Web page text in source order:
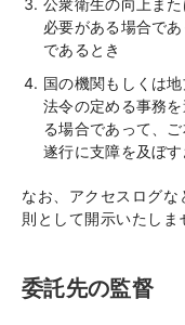
必要がある場合で
であるとき
国の機関もしくは
法令の定める事務
る場合であって、
遂行に支障を及ぼ
なお、アクセスログ
則として開示いたしま
委託先の監督